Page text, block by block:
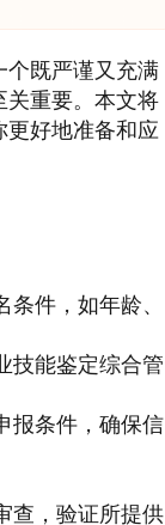
个既严谨又充满
关重要。本文将
更好地准备和应
件，如年龄、
技能鉴定综合管
报条件，确保信
查，验证所提供